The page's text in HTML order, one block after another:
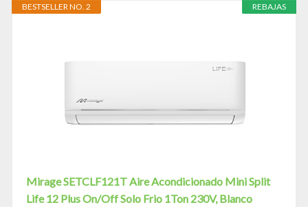
REBAJAS
BESTSELLER NO. 2
Mirage SETCLF121T Aire Acondicionado Mini Split
Life 12 Plus On/Off Solo Frio 1Ton 230V, Blanco